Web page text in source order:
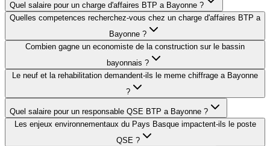
Quel salaire pour un charge d'affaires BTP a Bayonne ?
Quelles competences recherchez-vous chez un charge d'affaires BTP a
Bayonne ?
Combien gagne un economiste de la construction sur le bassin
bayonnais ?
Le neuf et la rehabilitation demandent-ils le meme chiffrage a Bayonne
?
Quel salaire pour un responsable QSE BTP a Bayonne ?
Les enjeux environnementaux du Pays Basque impactent-ils le poste
QSE ?